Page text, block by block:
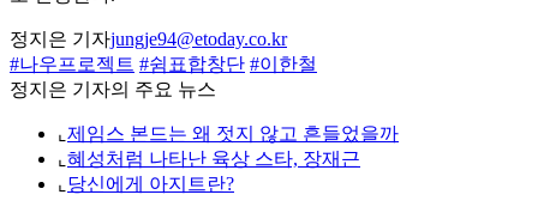
정지은 기자jungje94@etoday.co.kr
#나우프로젝트 #쉼표합창단 #이한철
정지은 기자의 주요 뉴스
⌞ 제임스 본드는 왜 젓지 않고 흔들었을까
⌞ 혜성처럼 나타난 육상 스타, 장재근
⌞ 당신에게 아지트란?